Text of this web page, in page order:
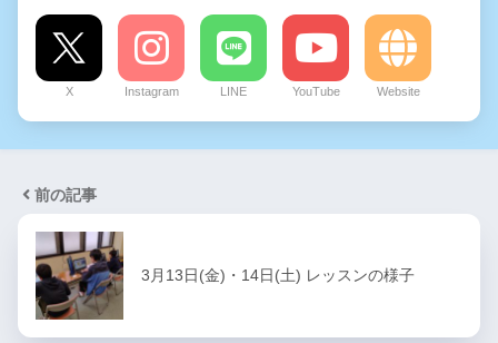
X Instagram LINE YouTube Website
前の記事
3月13日(金)・14日(土) レッスンの様子